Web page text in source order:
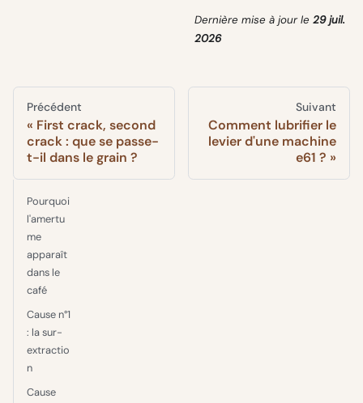
Dernière mise à jourle 29 juil.
2026
Précédent
First crack, second
crack : que se passe-
t-il dans le grain ?
Suivant
Comment lubrifier le
levier d'une machine
e61 ?
Pourquoi
l'amertu
me
apparaît
dans le
café
Cause n°1
: la sur-
extractio
n
Cause